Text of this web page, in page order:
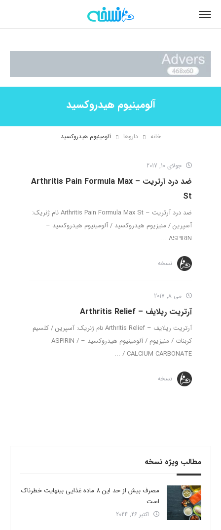
آلومینیوم هیدروکسید
خانه داروها آلومینیوم هیدروکسید
جولای 10, 2017
ضد درد آرتریت – Arthritis Pain Formula Max
St
ضد درد آرتریت – Arthritis Pain Formula Max St نام ژنریک:
آسپرین / منیزیوم هیدروکسید / آلومینیوم هیدروکسید –
ASPIRIN ...
نسخه
می 8, 2017
آرتریت ریلایف – Arthritis Relief
آرتریت ریلایف – Arthritis Relief نام ژنریک: آسپرین / کلسیم
کربنات / منیزیوم / آلومینیوم هیدروکسید – ASPIRIN /
CALCIUM CARBONATE / ...
نسخه
مطالب ویژه نسخه
مصرف بیش از حد این 8 ماده غذایی بینهایت خطرناک
است
اکتبر 26, 2024